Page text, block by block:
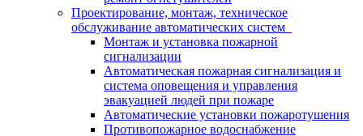
Проектирование, монтаж, техническое
обслуживание автоматических систем
Монтаж и установка пожарной
сигнализации
Автоматическая пожарная сигнализация и
система оповещения и управления
эвакуацией людей при пожаре
Автоматические установки пожаротушения
Противопожарное водоснабжение